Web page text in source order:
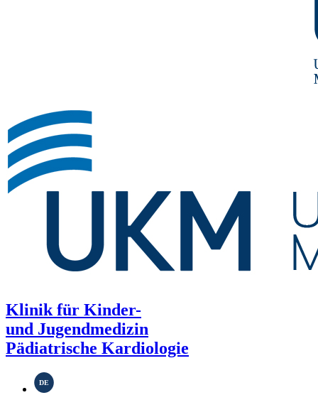
Klinik für Kinder-
und Jugendmedizin
Pädiatrische Kardiologie
DE